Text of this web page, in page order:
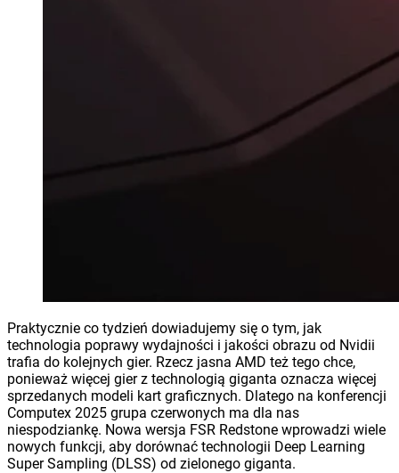
Praktycznie co tydzień dowiadujemy się o tym, jak
technologia poprawy wydajności i jakości obrazu od Nvidii
trafia do kolejnych gier. Rzecz jasna AMD też tego chce,
ponieważ więcej gier z technologią giganta oznacza więcej
sprzedanych modeli kart graficznych. Dlatego na konferencji
Computex 2025 grupa czerwonych ma dla nas
niespodziankę. Nowa wersja FSR Redstone wprowadzi wiele
nowych funkcji, aby dorównać technologii Deep Learning
Super Sampling (DLSS) od zielonego giganta.